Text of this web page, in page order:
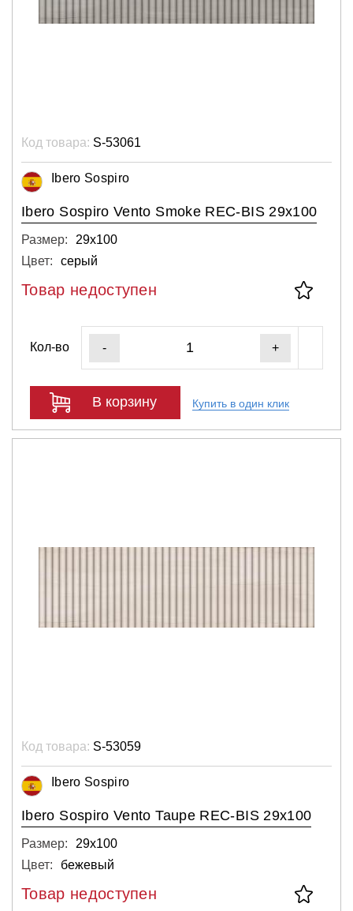
Код товара: S-53061
Ibero Sospiro
Ibero Sospiro Vento Smoke REC-BIS 29x100
Размер:
29х100
Цвет:
серый
Товар недоступен
Кол-во - +
В корзину Купить в один клик
Код товара: S-53059
Ibero Sospiro
Ibero Sospiro Vento Taupe REC-BIS 29x100
Размер:
29х100
Цвет:
бежевый
Товар недоступен